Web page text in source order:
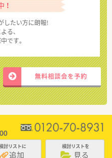
したい方に朗報!
る、
です。
無料相談会を予約
討リストに
追加
検討リストを
見る